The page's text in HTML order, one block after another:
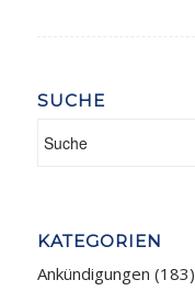
SUCHE
KATEGORIEN
Ankündigungen (183)